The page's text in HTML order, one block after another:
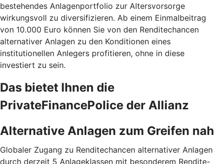
bestehendes Anlagenportfolio zur Altersvorsorge
wirkungsvoll zu diversifizieren. Ab einem Einmalbeitrag
von 10.000 Euro können Sie von den Renditechancen
alternativer Anlagen zu den Konditionen eines
institutionellen Anlegers profitieren, ohne in diese
investiert zu sein.
Das bietet Ihnen die
PrivateFinancePolice der Allianz
Alternative Anlagen zum Greifen nah
Globaler Zugang zu Renditechancen alternativer Anlagen
durch derzeit 5 Anlageklassen mit besonderem Rendite-